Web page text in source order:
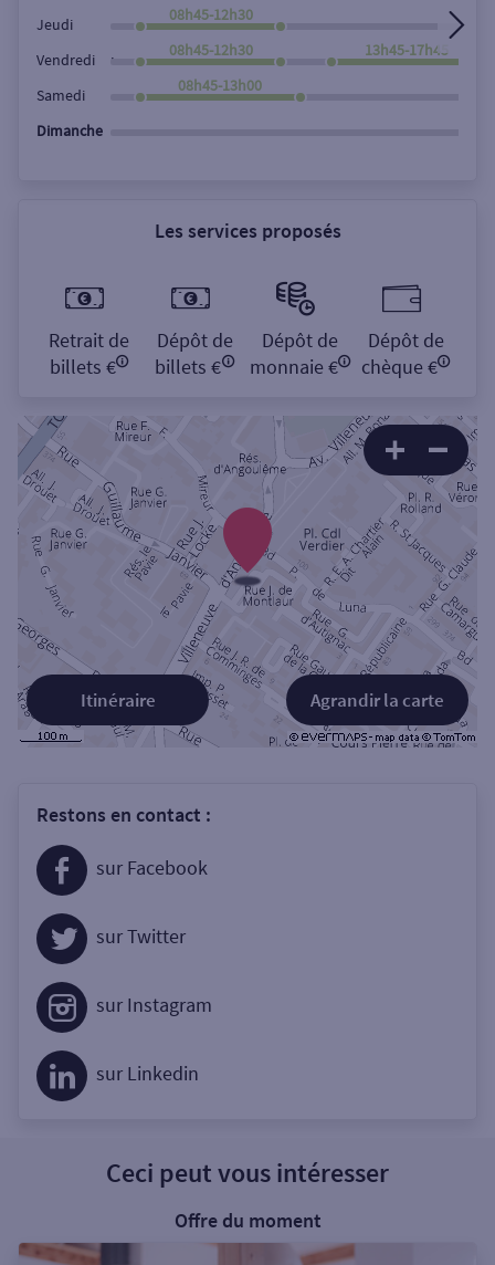
Jeudi
08h45-12h30
Vendredi
08h45-12h30
, 13h45-17h45
Samedi
08h45-13h00
Dimanche
Les services proposés
Retrait de
billets €
Dépôt de
billets €
Dépôt de
monnaie €
Dépôt de
chèque €
Agrandir la carte
Itinéraire
Restons en contact :
sur Facebook
sur Twitter
sur Instagram
sur Linkedin
Ceci peut vous intéresser
Offre du moment